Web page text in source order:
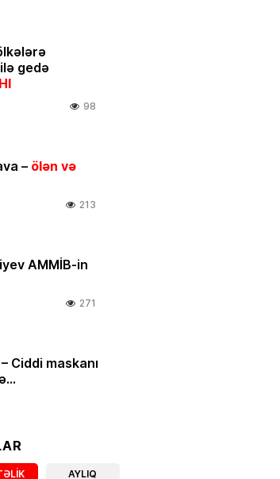
gedə
98
– ölən və
213
AMMİB-in
271
– Ciddi maskanı
qeyri-neft-qaz
AYLIQ